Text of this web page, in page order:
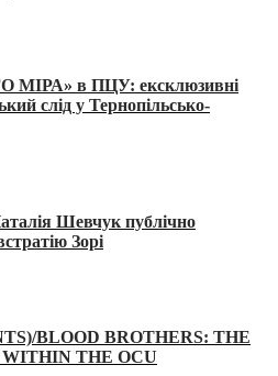
в ПЦУ: ексклюзивні
слід у Тернопільсько-
Шевчук публічно
Зорі
BLOOD BROTHERS: THE
THE OCU